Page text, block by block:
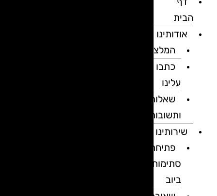
הבית
אודותינו
המלצות
כתבו
עלינו
שאלות
ותשובות
שירותינו
פתיחת
סתימות
ביוב